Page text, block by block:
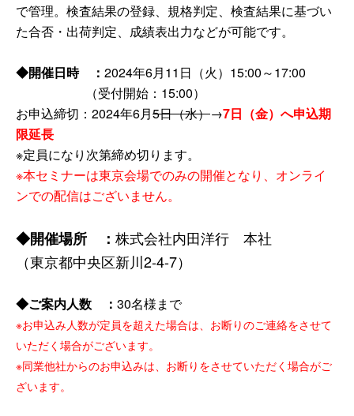
で管理。検査結果の登録、規格判定、検査結果に基づい
た合否・出荷判定、成績表出力などが可能です。
◆開催日時 ： 2024年6月11日（火）15:00～17:00
（受付開始：15:00）
お申込締切：2024年6月5日（水）→7日（金）へ申込期
限延長
※定員になり次第締め切ります。
※本セミナーは東京会場でのみの開催となり、オンライ
ンでの配信はございません。
◆開催場所 ： 株式会社内田洋行 本社
（東京都中央区新川2-4-7）
◆ご案内人数 ： 30名様まで
※お申込み人数が定員を超えた場合は、お断りのご連絡をさせて
いただく場合がございます。
※同業他社からのお申込みは、お断りをさせていただく場合がご
ざいます。